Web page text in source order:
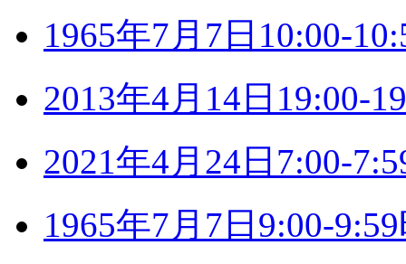
1965年7月7日10:00-
2013年4月14日19:00-
2021年4月24日7:00-
1965年7月7日9:00-